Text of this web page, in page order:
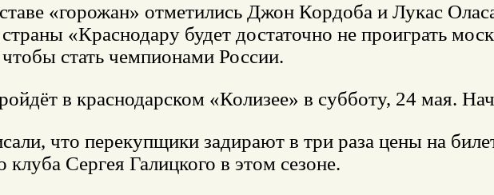
«горожан» отметились Джон Кордоба и Лукас
«Краснодару будет достаточно не проиграть
стать чемпионами России.
в краснодарском «Колизее» в субботу, 24 мая.
что перекупщики задирают в три раза цены на
клуба Сергея Галицкого в этом сезоне.